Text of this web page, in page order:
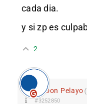
cada dia.
y si zp es
2
Don Pelayo
#3252850